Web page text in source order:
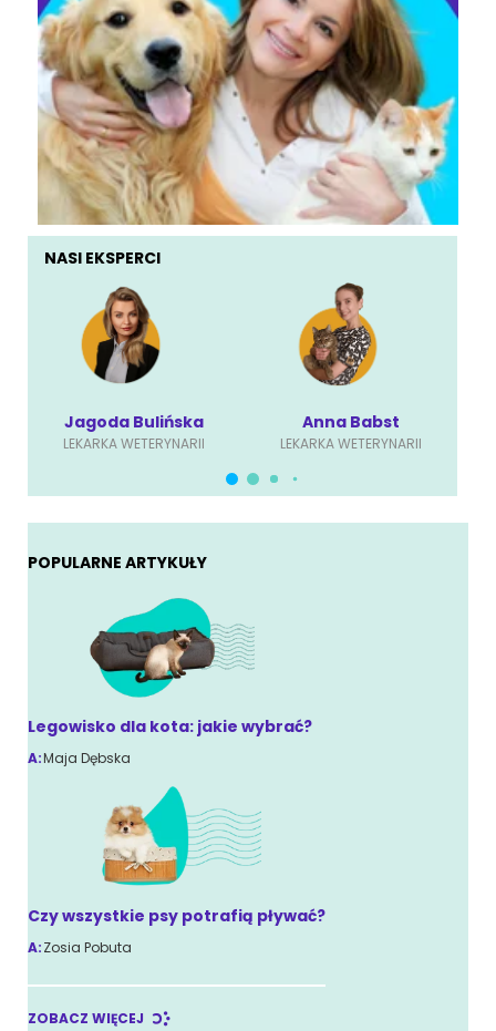
NASI EKSPERCI
Jagoda Bulińska
LEKARKA WETERYNARII
Anna Babst
LEKARKA WETERYNARII
POPULARNE ARTYKUŁY
Legowisko dla kota: jakie wybrać?
A:Maja Dębska
Czy wszystkie psy potrafią pływać?
A:Zosia Pobuta
ZOBACZ WIĘCEJ